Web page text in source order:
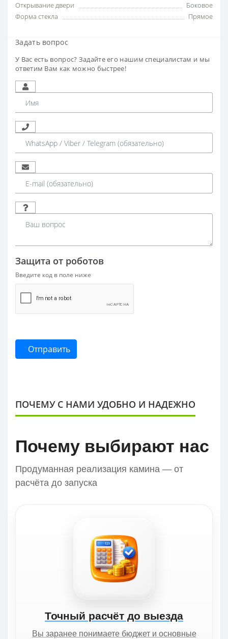
Открывание двери
Боковое
Форма стекла
Прямое
Задать вопрос
У Вас есть вопрос? Задайте его нашим специалистам и мы
ответим Вам как можно быстрее!
Защита от роботов
Введите код в поле ниже
Отправить
ПОЧЕМУ С НАМИ УДОБНО И НАДЕЖНО
Почему выбирают нас
Продуманная реализация камина — от
расчёта до запуска
Точный расчёт до выезда
Вы заранее понимаете бюджет и основные